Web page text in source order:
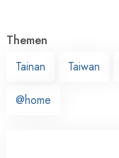
Themen
Tainan
Taiwan
@home